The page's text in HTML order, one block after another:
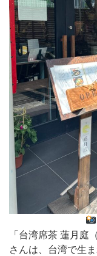
「台湾席茶 蓮月庭
さんは、台湾で生